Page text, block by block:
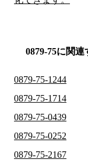
0879-75に関
0879-75-1244
0879-75-1714
0879-75-0439
0879-75-0252
0879-75-2167